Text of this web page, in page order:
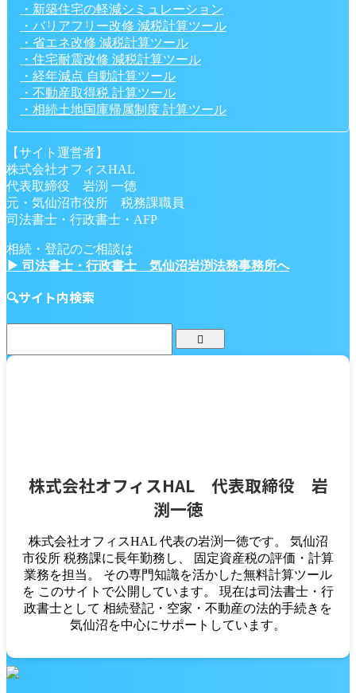
・新築住宅の軽減シミュレーション
・バリアフリー改修 減税計算ツール
・省エネ改修 減税計算ツール
・住宅耐震改修 減税計算ツール
・経年減点 自動計算ツール
・不動産取得税 計算ツール
・相続土地国庫帰属制度 計算ツール
【サイト運営者】
株式会社オフィスHAL
代表取締役 岩渕 一徳
元・気仙沼市役所 税務課職員
司法書士・行政書士・AFP
相続・登記のご相談は
▶ 司法書士・行政書士 気仙沼岩渕法務事務所へ
🔍サイト内検索
株式会社オフィスHAL 代表取締役 岩
渕一徳
株式会社オフィスHAL 代表の岩渕一徳です。 気仙沼
市役所 税務課に長年勤務し、 固定資産税の評価・計算
業務を担当。 その専門知識を活かした無料計算ツール
を このサイトで公開しています。 現在は司法書士・行
政書士として 相続登記・空家・不動産の法的手続きを
気仙沼を中心にサポートしています。